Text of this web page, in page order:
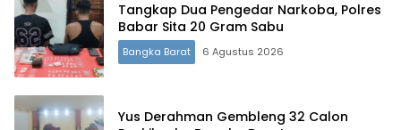
Terdepan Menyorot Fakta.
Tangkap Dua Pengedar Narkoba, Polres
Babar Sita 20 Gram Sabu
Bangka Barat 6 Agustus 2026
Yus Derahman Gembleng 32 Calon